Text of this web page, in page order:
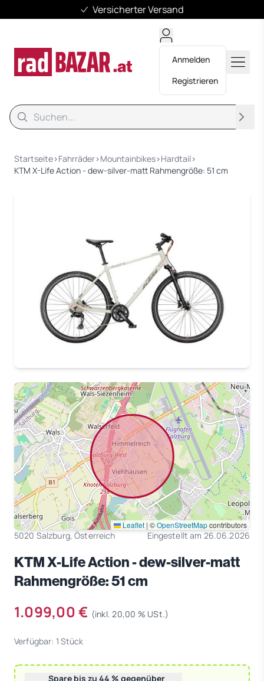
Versicherter Versand
Anmelden
Registrieren
Suche
Startseite›Fahrräder›Mountainbikes›Hardtail ›
KTM X-Life Action - dew-silver-matt Rahmengröße: 51 cm
Leaflet | ©OpenStreetMapcontributors
5020 Salzburg, Österreich Eingestellt am 26.06.2026
KTM X-Life Action - dew-silver-matt
Rahmengröße: 51 cm
1.099,00 € (inkl. 20,00 % USt.)
Verfügbar: 1 Stück
Spare bis zu 44 % gegenüber